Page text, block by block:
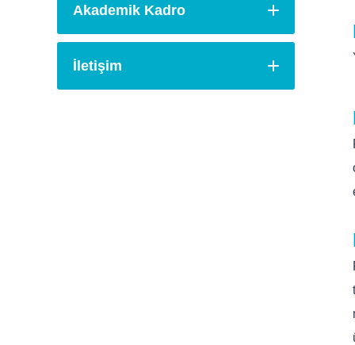
Akademik Kadro
İletişim